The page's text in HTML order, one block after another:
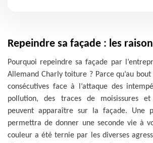
Repeindre sa façade : les
Pourquoi repeindre sa façade par
Allemand Charly toiture ? Parce qu’au
consécutives face à l’attaque des
pollution, des traces de moisissures
peuvent apparaître sur la façade. Une
permettra de donner une seconde vie à
couleur a été ternie par les diverses